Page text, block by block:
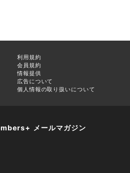
利用規約
会員規約
情報提供
広告について
個人情報の取り扱いについて
メールマガジン